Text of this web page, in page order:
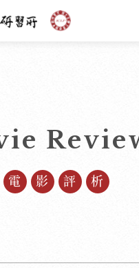
電影評析